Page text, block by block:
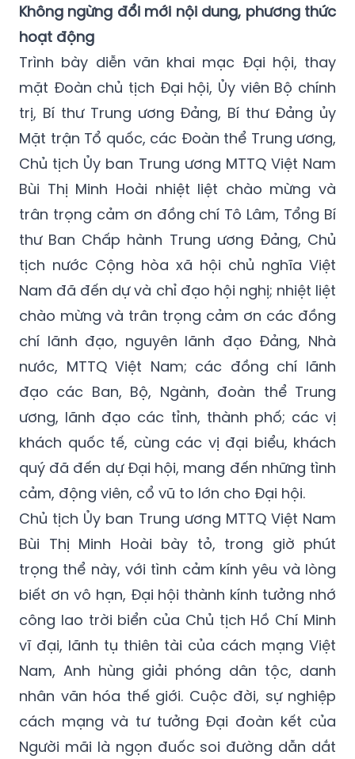
Không ngừng đổi mới nội dung, phương thức
hoạt động
Trình bày diễn văn khai mạc Đại hội, thay
mặt Đoàn chủ tịch Đại hội, Ủy viên Bộ chính
trị, Bí thư Trung ương Đảng, Bí thư Đảng ủy
Mặt trận Tổ quốc, các Đoàn thể Trung ương,
Chủ tịch Ủy ban Trung ương MTTQ Việt Nam
Bùi Thị Minh Hoài nhiệt liệt chào mừng và
trân trọng cảm ơn đồng chí Tô Lâm, Tổng Bí
thư Ban Chấp hành Trung ương Đảng, Chủ
tịch nước Cộng hòa xã hội chủ nghĩa Việt
Nam đã đến dự và chỉ đạo hội nghị; nhiệt liệt
chào mừng và trân trọng cảm ơn các đồng
chí lãnh đạo, nguyên lãnh đạo Đảng, Nhà
nước, MTTQ Việt Nam; các đồng chí lãnh
đạo các Ban, Bộ, Ngành, đoàn thể Trung
ương, lãnh đạo các tỉnh, thành phố; các vị
khách quốc tế, cùng các vị đại biểu, khách
quý đã đến dự Đại hội, mang đến những tình
cảm, động viên, cổ vũ to lớn cho Đại hội.
Chủ tịch Ủy ban Trung ương MTTQ Việt Nam
Bùi Thị Minh Hoài bày tỏ, trong giờ phút
trọng thể này, với tình cảm kính yêu và lòng
biết ơn vô hạn, Đại hội thành kính tưởng nhớ
công lao trời biển của Chủ tịch Hồ Chí Minh
vĩ đại, lãnh tụ thiên tài của cách mạng Việt
Nam, Anh hùng giải phóng dân tộc, danh
nhân văn hóa thế giới. Cuộc đời, sự nghiệp
cách mạng và tư tưởng Đại đoàn kết của
Người mãi là ngọn đuốc soi đường dẫn dắt